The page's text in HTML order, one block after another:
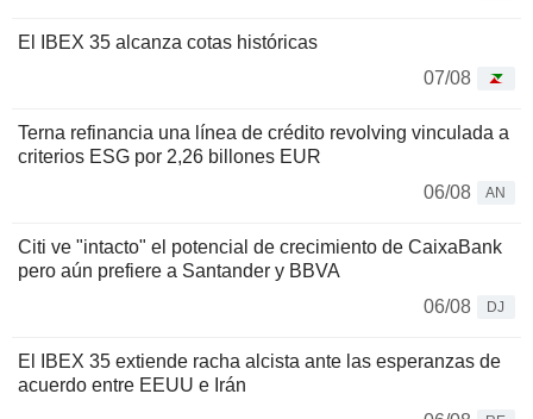
El IBEX 35 alcanza cotas históricas
07/08
Terna refinancia una línea de crédito revolving vinculada a
criterios ESG por 2,26 billones EUR
06/08
AN
Citi ve "intacto" el potencial de crecimiento de CaixaBank
pero aún prefiere a Santander y BBVA
06/08
DJ
El IBEX 35 extiende racha alcista ante las esperanzas de
acuerdo entre EEUU e Irán